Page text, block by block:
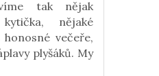
tak nějak
nějaké
večeře,
plyšáků. My